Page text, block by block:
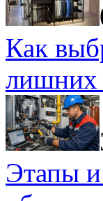
Как
лишних
Этапы